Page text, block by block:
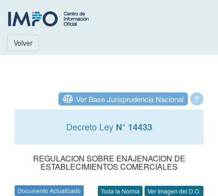
Volver
?
Ver Base Jurisprudencia Nacional
Decreto Ley N° 14433
REGULACION SOBRE ENAJENACION DE
ESTABLECIMIENTOS COMERCIALES
Documento Actualizado Toda la Norma Ver Imagen del D.O.